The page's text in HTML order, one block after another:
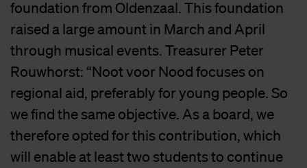
foundation from Oldenzaal. This foundation
raised a large amount in March and April
through musical events. Treasurer Peter
Rouwhorst: “Noot voor Nood focuses on
regional aid, preferably for young people. So
we find the same objective. As a board, we
therefore opted for this contribution, which
will enable at least two students to continue